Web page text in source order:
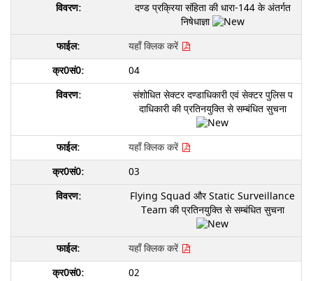
दण्ड प्रक्रिया संहिता की धारा-144 के अंतर्गत
निषेधाज्ञा
यहाँ क्लिक करें
04
संशोधित सेक्टर दण्डाधिकारी एवं सेक्टर पुलिस प
दाधिकारी की प्रतिनयुक्ति से सम्बंधित सुचना
यहाँ क्लिक करें
03
Flying Squad और Static Surveillance
Team की प्रतिनयुक्ति से सम्बंधित सुचना
यहाँ क्लिक करें
02